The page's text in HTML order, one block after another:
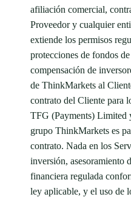
afiliación comercial,
Proveedor y cualquier
extiende los permisos
protecciones de fondos
compensación de
de ThinkMarkets al
contrato del Cliente para
TFG (Payments) Limited
grupo ThinkMarkets es
contrato. Nada en los
inversión, asesoramiento
financiera regulada
ley aplicable, y el uso de